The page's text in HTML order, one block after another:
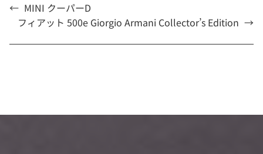
← MINI クーパーD
フィアット 500e Giorgio Armani Collector’s Edition →